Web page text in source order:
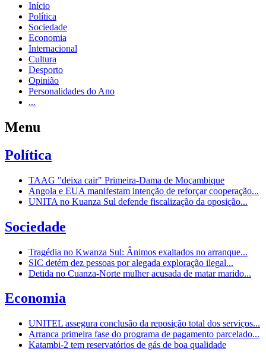
Início
Política
Sociedade
Economia
Internacional
Cultura
Desporto
Opinião
Personalidades do Ano
...
Menu
Política
TAAG "deixa cair" Primeira-Dama de Moçambique
Angola e EUA manifestam intenção de reforçar cooperação...
UNITA no Kuanza Sul defende fiscalização da oposição...
Sociedade
Tragédia no Kwanza Sul: Ânimos exaltados no arranque...
SIC detém dez pessoas por alegada exploração ilegal...
Detida no Cuanza-Norte mulher acusada de matar marido...
Economia
UNITEL assegura conclusão da reposição total dos serviços...
Arranca primeira fase do programa de pagamento parcelado...
Katambi-2 tem reservatórios de gás de boa qualidade